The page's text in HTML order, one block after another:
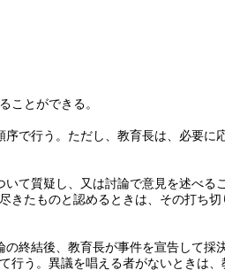
ことができる。
で行う。 ただし、教育長は、必要に
て質疑し、又は討論で意見を述べる
たものと認めるときは、その打ち切
終結後、教育長が事件を宣告して採
行う。 異議を唱える者がないときは